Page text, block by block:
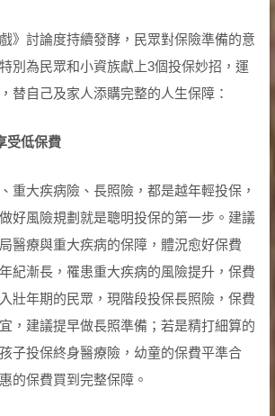
》討論度持續發酵，民眾對保險準備的意
別為民眾和小資族獻上3個投保妙招，運
替自己及家人添購完整的人生保障：
受低保費
重大疾病險、長照險，都是越年輕投保，
好風險規劃就是聰明投保的第一步。建議
醫療與重大疾病的保障，體況愈好保費
紀漸長，罹患重大疾病的風險提升，保費
壯年期的民眾，現階段投保長照險，保費
，建議提早做長照準備；若是精打細算的
子投保終身醫療險，幼童的保費平準合
的保費買到完整保障。